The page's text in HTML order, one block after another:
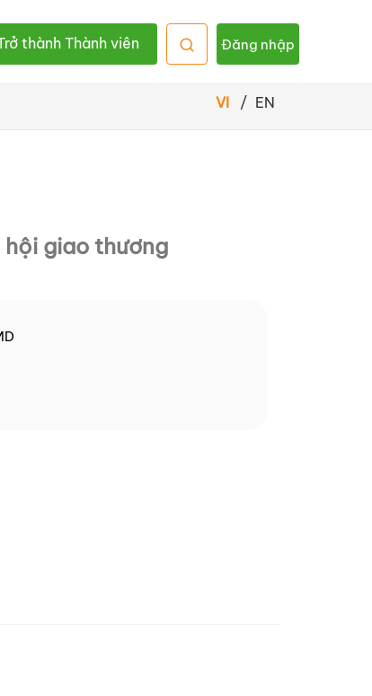
thành Thành viên Đăng nhập
VI / EN
hội giao thương